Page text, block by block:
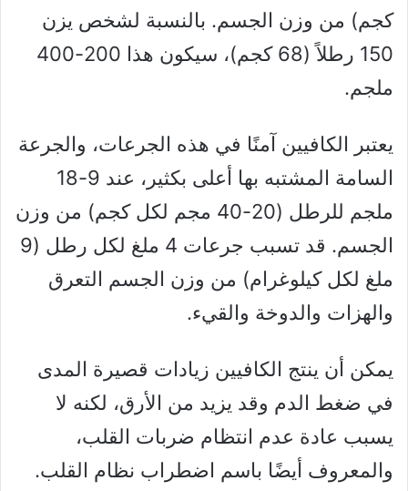
كجم) من وزن الجسم. بالنسبة لشخص يزن
150 رطلاً (68 كجم)، سيكون هذا 200-400
ملجم.
يعتبر الكافيين آمنًا في هذه الجرعات، والجرعة
السامة المشتبه بها أعلى بكثير، عند 9-18
ملجم للرطل (20-40 مجم لكل كجم) من وزن
الجسم. قد تسبب جرعات 4 ملغ لكل رطل (9
ملغ لكل كيلوغرام) من وزن الجسم التعرق
والهزات والدوخة والقيء.
يمكن أن ينتج الكافيين زيادات قصيرة المدى
في ضغط الدم وقد يزيد من الأرق، لكنه لا
يسبب عادة عدم انتظام ضربات القلب،
والمعروف أيضًا باسم اضطراب نظام القلب.